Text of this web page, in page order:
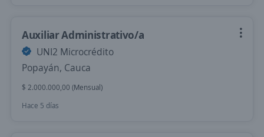
Auxiliar Administrativo/a
UNI2 Microcrédito
Popayán, Cauca
$ 2.000.000,00 (Mensual)
Hace 5 días